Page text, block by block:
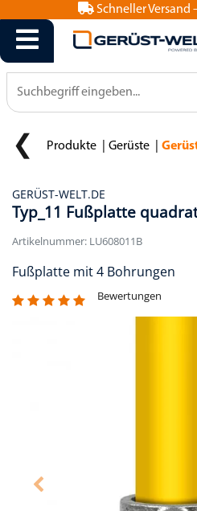
Schneller Versand
0800 15
Produkte Gerüste
GERÜST-WELT.DE
Typ_11 Fußplatte
Artikelnummer: LU608011B
Fußplatte mit 4 Bohrungen
Bewertungen